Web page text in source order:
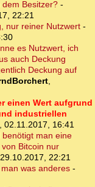
Besitzer? -
22:21
nur reiner Nutzwert-
es Nutzwert, ich
auch Deckung
Deckung auf
,
einen Wert aufgrund
industriellen
, 02.11.2017, 16:41
man eine
Bitcoin nur
29.10.2017, 22:21
was anderes-